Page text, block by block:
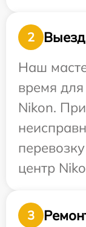
2
Наш
время
Nikon.
центр
3